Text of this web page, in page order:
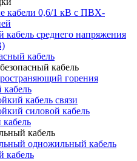
кабели 0,6/1 кВ с ПВХ-
кабель среднего напряжения
кабель
кабель
горения
кабель
кабель связи
силовой кабель
кабель
одножильный кабель
кабель